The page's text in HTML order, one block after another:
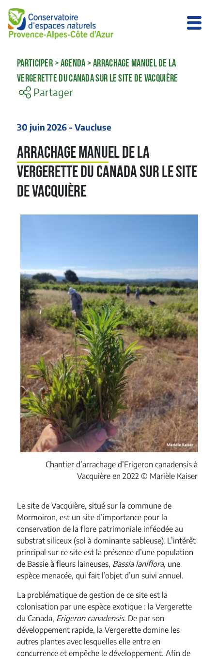
PARTICIPER >AGENDA >ARRACHAGE MANUEL DE LA
VERGERETTE DU CANADA SUR LE SITE DE VACQUIÈRE
Partager
30 juin 2026 - Vaucluse
Arrachage manuel de la
Vergerette du Canada sur le site
de Vacquière
Chantier d’arrachage d’Erigeron canadensis à
Vacquière en 2022 © Marièle Kaiser
Le site de Vacquière, situé sur la commune de
Mormoiron, est un site d’importance pour la
conservation de la flore patrimoniale inféodée au
substrat siliceux (sol à dominante sableuse). L’intérêt
principal sur ce site est la présence d’une population
de Bassie à fleurs laineuses, Bassia laniflora, une
espèce menacée, qui fait l’objet d’un suivi annuel.
La problématique de gestion de ce site est la
colonisation par une espèce exotique : la Vergerette
du Canada, Erigeron canadensis. De par son
développement rapide, la Vergerette domine les
autres plantes avec lesquelles elle entre en
concurrence et empêche le développement. Afin de